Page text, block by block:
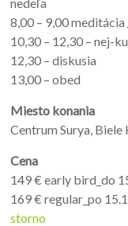
8,00 – 9,00
10,30 – 12,30 – nej-
12,30 – diskusia
13,00 – obed
Miesto konania
Centrum Surya, Biele
Cena
149 € early bird_do
169 € regular_po
storno